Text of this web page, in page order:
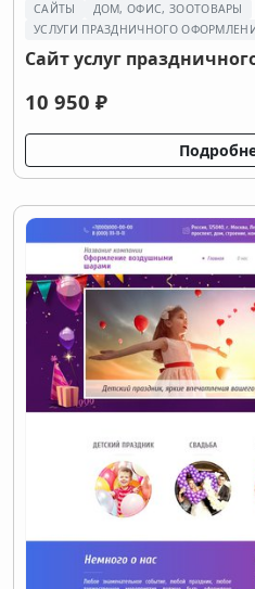
САЙТЫ
ДОМ, ОФИС, ЗООТОВАРЫ
УСЛУГИ ПРАЗДНИЧНОГО
Сайт услуг
10 950 ₽